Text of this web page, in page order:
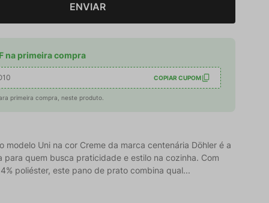
ENVIAR
na primeira compra
COPIAR CUPOM
primeira compra, neste produto.
modelo Uni na cor Creme da marca centenária Döhler é a
para quem busca praticidade e estilo na cozinha. Com
poliéster, este pano de prato combina qual...